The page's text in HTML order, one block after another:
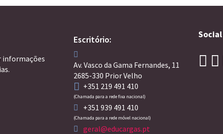
informações
Escritório:
Av. Vasco da Gama Fernandes, 11
2685-330 Prior Velho
+351 219 491 410
(Chamada para a rede fixa nacional)
+351 939 491 410
(Chamada para a rede móvel nacional)
geral@educargas.pt
Social